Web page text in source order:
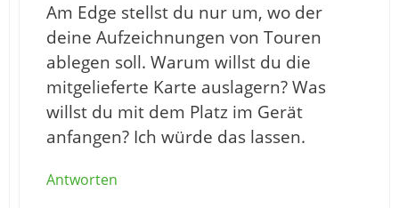
Am Edge stellst du nur um, wo der
deine Aufzeichnungen von Touren
ablegen soll. Warum willst du die
mitgelieferte Karte auslagern? Was
willst du mit dem Platz im Gerät
anfangen? Ich würde das lassen.
Antworten